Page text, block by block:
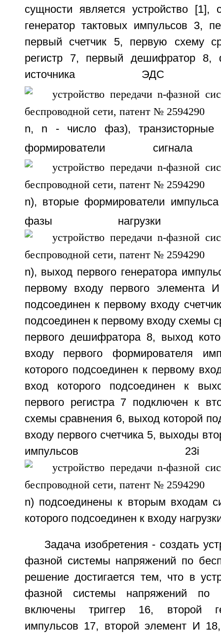
сущности является устройство [1],
генератор тактовых импульсов 3,
первый счетчик 5, первую схему
регистр 7, первый дешифратор 8,
источника ЭДС
n, n - число фаз),
формирователи
n), вторые формирователи
фазы
n), выход первого генератора
первому входу первого элемента
подсоединен к первому входу
подсоединен к первому входу схемы
первого дешифратора 8, выход
входу первого формирователя
которого подсоединен к первому
вход которого подсоединен к
первого регистра 7 подключен к
схемы сравнения 6, выход которой
входу первого счетчика 5, выходы
импульсов
n) подсоединены к вторым входам
которого подсоединен к входу
Задача изобретения - создать
фазной системы напряжений по
решение достигается тем, что в
фазной системы напряжений по
включены триггер 16, второй
импульсов 17, второй элемент И